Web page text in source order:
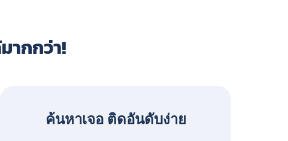
ากกว่า!
ค้นหาเจอ ติดอันดับง่าย